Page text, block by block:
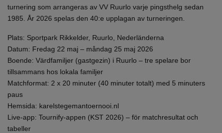
turnering som arrangeras av VV Ruurlo varje pingsthelg sedan
1985. År 2026 spelas den 40:e upplagan av turneringen.
Plats: Sportpark Rikkelder, Ruurlo, Nederländerna
Datum: Fredag 22 maj – måndag 25 maj 2026
Boende: Värdfamiljer (gastgezin) i Ruurlo – tre spelare bor
tillsammans hos lokala familjer
Matchformat: 2 x 20 minuter (40 minuter totalt) med 5 minuters
paus
Hemsida: karelstegemantoernooi.nl
Live-app: Tournify-appen (KST 2026) – för matchresultat och
tabeller